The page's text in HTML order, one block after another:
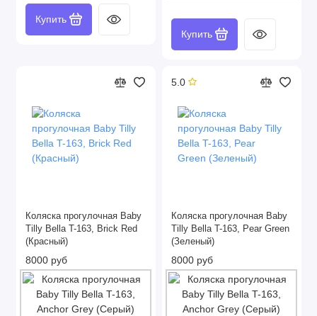
Купить
Купить
Коляска прогулочная Baby
Tilly Bella T-163, Brick Red
(Красный)
8000 руб
5.0
Коляска прогулочная Baby
Tilly Bella T-163, Pear Green
(Зеленый)
8000 руб